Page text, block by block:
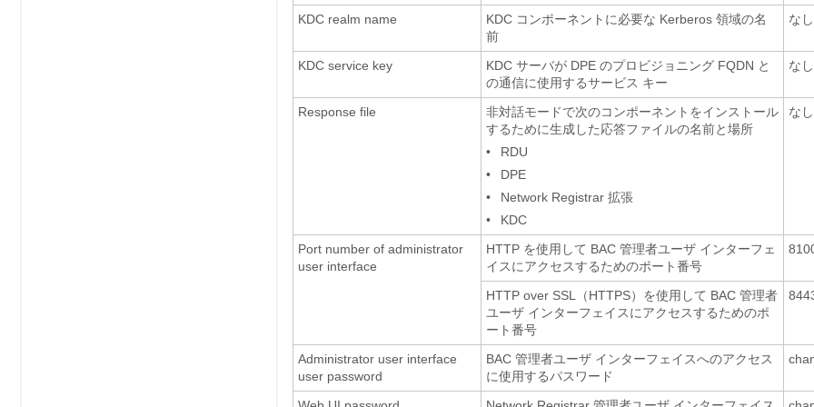
KDC realm name
KDC コンポーネントに必要な Kerberos 領域の名
前
なし
KDC service key
KDC サーバが DPE のプロビジョニング FQDN と
の通信に使用するサービス キー
なし
Response file
非対話モードで次のコンポーネントをインストール
するために生成した応答ファイルの名前と場所
•
RDU
•
DPE
•
Network Registrar 拡張
•
KDC
なし
Port number of administrator
user interface
HTTP を使用して BAC 管理者ユーザ インターフェ
イスにアクセスするためのポート番号
HTTP over SSL（HTTPS）を使用して BAC 管理者
ユーザ インターフェイスにアクセスするためのポ
ート番号
Administrator user interface
user password
BAC 管理者ユーザ インターフェイスへのアクセス
に使用するパスワード